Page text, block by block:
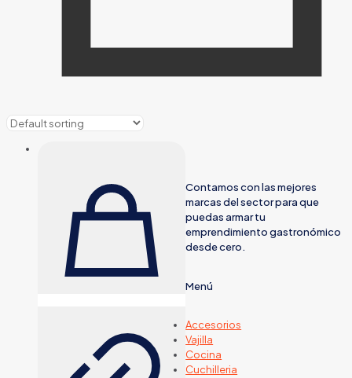
Contamos con las mejores
marcas del sector para que
puedas armar tu
emprendimiento gastronómico
desde cero.
Menú
Accesorios
Vajilla
Cocina
Cuchilleria